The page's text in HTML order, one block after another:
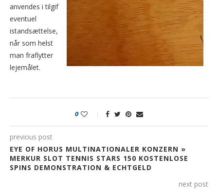
anvendes i tilgif
eventuel
istandsættelse,
når som helst
man fraflytter
lejemålet.
0
previous post
EYE OF HORUS MULTINATIONALER KONZERN »
MERKUR SLOT TENNIS STARS 150 KOSTENLOSE
SPINS DEMONSTRATION & ECHTGELD
next post